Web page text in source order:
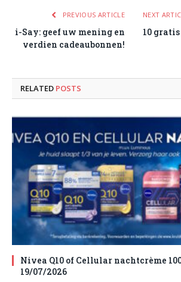
PREVIOUS ARTICLE
i-Say: geef uw mening en
verdien cadeaubonnen!
NEXT
10
RELATED POSTS
Nivea Q10 of Cellular nachtcrème
19/07/2026